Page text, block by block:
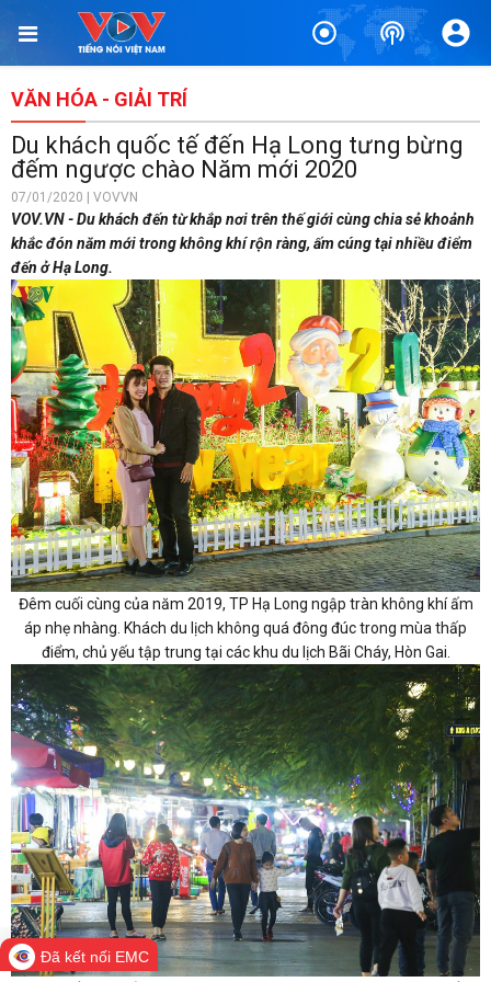
VĂN HÓA - GIẢI TRÍ
Du khách quốc tế đến Hạ Long tưng bừng
đếm ngược chào Năm mới 2020
07/01/2020 | VOVVN
VOV.VN - Du khách đến từ khắp nơi trên thế giới cùng chia sẻ khoảnh
khắc đón năm mới trong không khí rộn ràng, ấm cúng tại nhiều điểm
đến ở Hạ Long.
Đêm cuối cùng của năm 2019, TP Hạ Long ngập tràn không khí ấm
áp nhẹ nhàng. Khách du lịch không quá đông đúc trong mùa thấp
điểm, chủ yếu tập trung tại các khu du lịch Bãi Cháy, Hòn Gai.
Đã kết nối EMC